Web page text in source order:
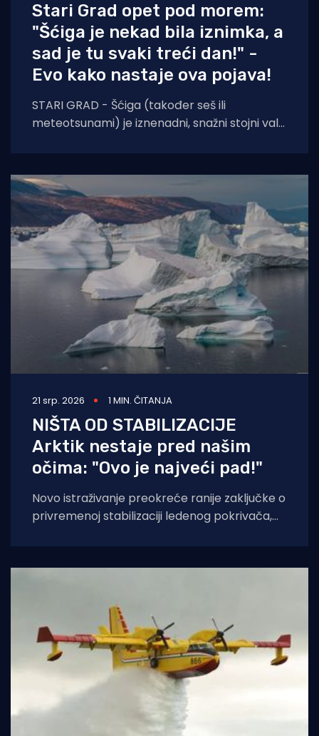
Stari Grad opet pod morem:
"Šćiga je nekad bila iznimka, a
sad je tu svaki treći dan!" -
Evo kako nastaje ova pojava!
STARI GRAD - Šćiga (također seš ili
meteotsunami) je iznenadni, snažni stojni val
21 srp. 2026 1 MIN. ČITANJA
NIŠTA OD STABILIZACIJE
Arktik nestaje pred našim
očima: "Ovo je najveći pad!"
Novo istraživanje preokreće ranije zaključke o
privremenoj stabilizaciji ledenog pokrivača,